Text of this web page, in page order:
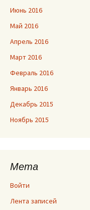
Июнь 2016
Май 2016
Апрель 2016
Март 2016
Февраль 2016
Январь 2016
Декабрь 2015
Ноябрь 2015
Мета
Войти
Лента записей